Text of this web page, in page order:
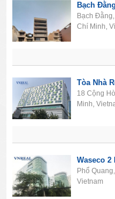
Bạch
Bạch
Chí Minh,
Tòa Nhà
18 Cộng
Minh,
Waseco
Phổ
Vietnam